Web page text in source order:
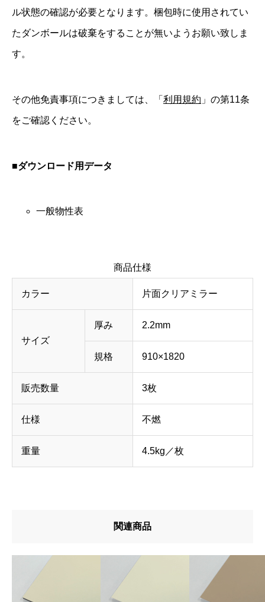
ル状態の確認が必要となります。梱包時に使用されてい
たダンボールは破棄をすることが無いようお願い致しま
す。
その他免責事項につきましては、「 利用規約 」の第11条
をご確認ください。
■ダウンロード用データ
一般物性表
商品仕様
カラー 片面クリアミラー
サイズ
厚み 2.2mm
規格 910×1820
販売数量 3枚
仕様 不燃
重量 4.5kg／枚
関連商品